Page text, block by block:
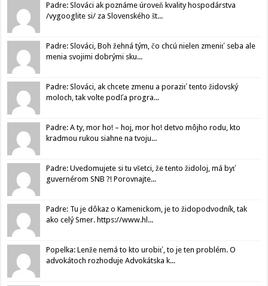
Padre: Slováci ak poznáme úroveň kvality hospodárstva
/vygooglite si/ za Slovenského št...
Padre: Slováci, Boh žehná tým, čo chcú nielen zmeniť seba ale
menia svojimi dobrými sku...
Padre: Slováci, ak chcete zmenu a poraziť tento židovský
moloch, tak volte podľa progra...
Padre: A ty, mor ho! – hoj, mor ho! detvo môjho rodu, kto
kradmou rukou siahne na tvoju...
Padre: Uvedomujete si tu všetci, že tento židoloj, má byť
guvernérom SNB ?! Porovnajte...
Padre: Tu je dôkaz o Kamenickom, je to židopodvodník, tak
ako celý Smer. https://www.hl...
Popelka: Lenže nemá to kto urobiť, to je ten problém. O
advokátoch rozhoduje Advokátska k...